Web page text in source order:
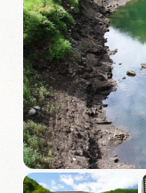
運営組織
広告掲載
サイトポリシー